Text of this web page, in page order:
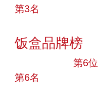
第3名
饭盒品牌榜
第6位
第6名